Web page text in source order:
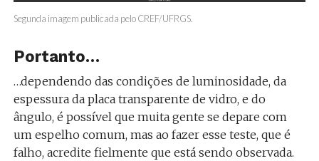
Segunda imagem publicada pelo CREF/UFRGS.
Portanto…
…dependendo das condições de luminosidade, da
espessura da placa transparente de vidro, e do
ângulo, é possível que muita gente se depare com
um espelho comum, mas ao fazer esse teste, que é
falho, acredite fielmente que está sendo observada.